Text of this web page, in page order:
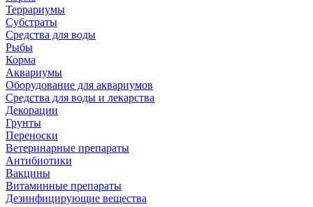
Террариумы
Субстраты
Средства для воды
Рыбы
Корма
Аквариумы
Оборудование для аквариумов
Средства для воды и лекарства
Декорации
Грунты
Переноски
Ветеринарные препараты
Антибиотики
Вакцины
Витаминные препараты
Дезинфицирующие вещества